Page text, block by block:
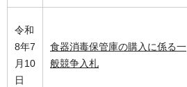
令和
8年7
月10
日
食器消毒保管庫の購入に係る一
般競争入札